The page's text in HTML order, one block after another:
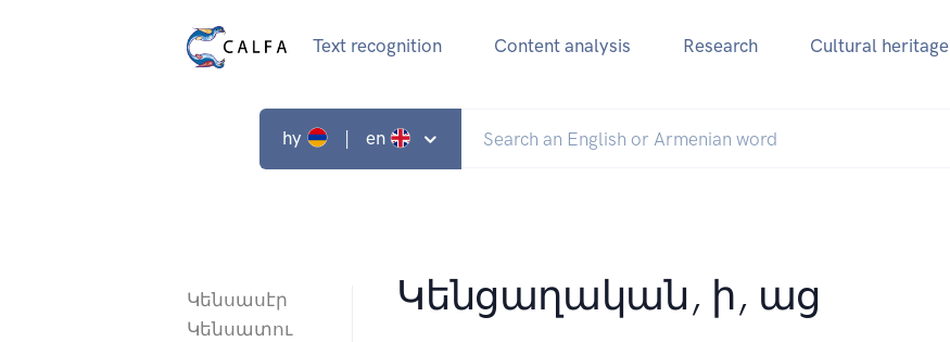
Text recognition Content analysis Research Cultural heritage
hy | en
Կենսասէր
Կենսատու
Կենցաղական, ի, աց